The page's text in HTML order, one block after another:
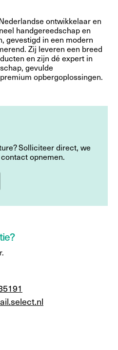
ontwikkelaar en
handgereedschap en
gevestigd in een modern
Zij leveren een breed
en zijn dé expert in
gevulde
opbergoplossingen.
Solliciteer direct, we
opnemen.